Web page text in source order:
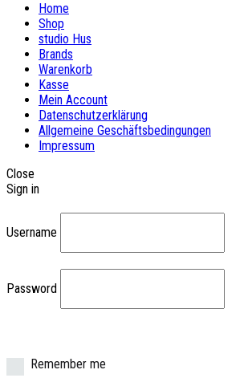
Home
Shop
studio Hus
Brands
Warenkorb
Kasse
Mein Account
Datenschutzerklärung
Allgemeine Geschäftsbedingungen
Impressum
Close
Sign in
Username
Password
Remember me